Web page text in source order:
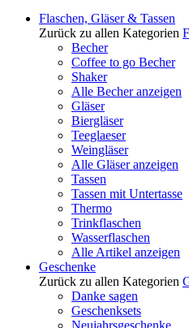
Flaschen, Gläser & Tassen
Zurück zu allen Kategorien
Becher
Coffee to go Becher
Shaker
Alle Becher anzeigen
Gläser
Biergläser
Teeglaeser
Weingläser
Alle Gläser anzeigen
Tassen
Tassen mit Untertasse
Thermo
Trinkflaschen
Wasserflaschen
Alle Artikel anzeigen
Geschenke
Zurück zu allen Kategorien
Danke sagen
Geschenksets
Neujahrsgeschenke